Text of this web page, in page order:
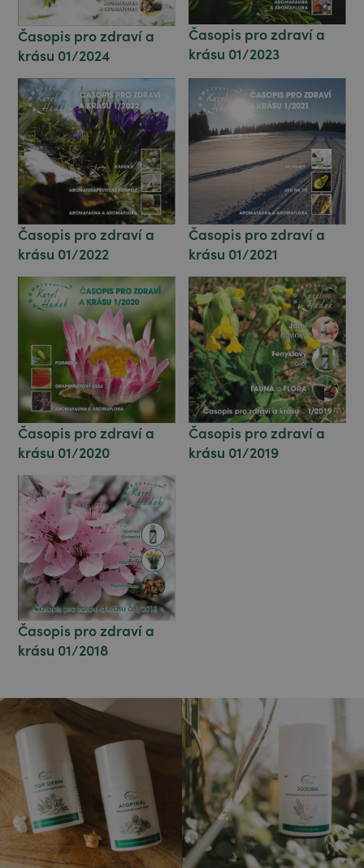
Časopis pro zdraví a
krásu 01/2024
Časopis pro zdraví a
krásu 01/2023
Časopis pro zdraví a
krásu 01/2022
Časopis pro zdraví a
krásu 01/2021
Časopis pro zdraví a
krásu 01/2020
Časopis pro zdraví a
krásu 01/2019
Časopis pro zdraví a
krásu 01/2018